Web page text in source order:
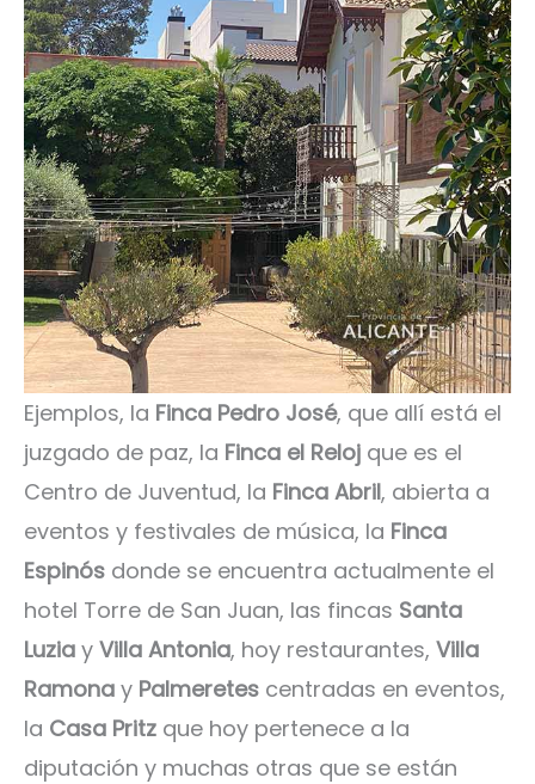
Ejemplos, la Finca Pedro José, que allí está el
juzgado de paz, la Finca el Reloj que es el
Centro de Juventud, la Finca Abril, abierta a
eventos y festivales de música, la Finca
Espinós donde se encuentra actualmente el
hotel Torre de San Juan, las fincas Santa
Luzia y Villa Antonia, hoy restaurantes, Villa
Ramona y Palmeretes centradas en eventos,
la Casa Pritz que hoy pertenece a la
diputación y muchas otras que se están